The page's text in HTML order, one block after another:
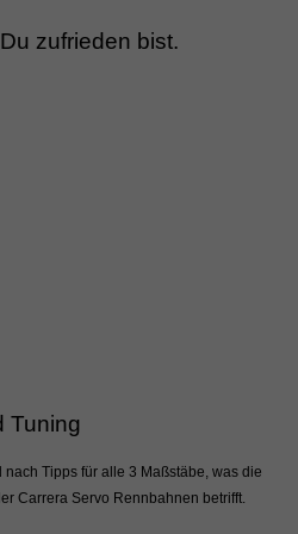
zufrieden bist.
Tuning
Tipps für alle 3 Maßstäbe, was die
Carrera Servo Rennbahnen betrifft.